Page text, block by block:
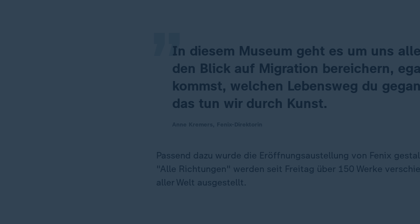
In diesem Museum geht es um uns
den Blick auf Migration bereichern,
kommst, welchen Lebensweg du
das tun wir durch Kunst.
Passend dazu wurde die Eröffnungsaustellung von Fenix
"Alle Richtungen" werden seit Freitag über 150 Werke
aller Welt ausgestellt.